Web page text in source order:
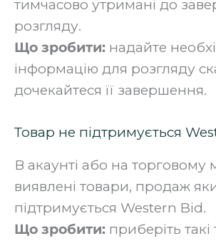
тимчасово утримані до
розгляду.
Що зробити: надайте
інформацію для розгляду
дочекайтеся її завершення.
Товар не підтримується
В акаунті або на торговому
виявлені товари, продаж
підтримується Western Bid.
Що зробити: приберіть